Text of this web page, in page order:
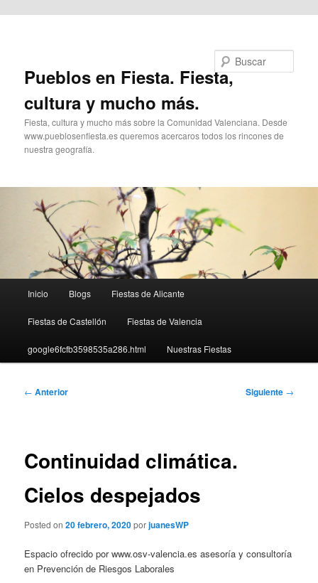
Pueblos en Fiesta. Fiesta,
cultura y mucho más.
Fiesta, cultura y mucho más sobre la Comunidad Valenciana. Desde
www.pueblosenfiesta.es queremos acercaros todos los rincones de
nuestra geografía.
principal
Inicio Blogs Fiestas de Alicante
Fiestas de Castellón Fiestas de Valencia
google6fcfb3598535a286.html Nuestras Fiestas
Navegación
← Anterior Siguiente →
Continuidad climática.
Cielos despejados
Posted on20 febrero, 2020porjuanesWP
Espacio ofrecido por www.osv-valencia.es asesoría y consultoría
en Prevención de Riesgos Laborales